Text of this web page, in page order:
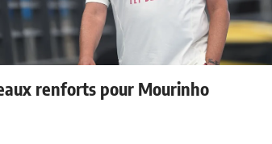
renforts pour Mourinho